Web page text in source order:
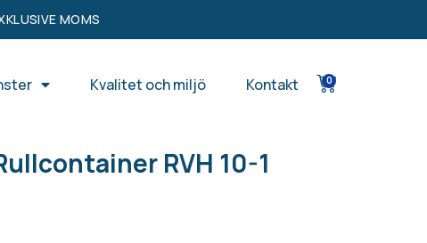
MOMS
Kvalitet och miljö Kontakt 0
RVH 10-1